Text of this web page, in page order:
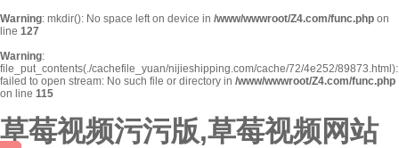
Warning: mkdir(): No space left on device in /www/wwwroot/Z4.com/func.php on
line 127
Warning:
file_put_contents(./cachefile_yuan/nijieshipping.com/cache/72/4e252/89873.html):
failed to open stream: No such file or directory in /www/wwwroot/Z4.com/func.php
on line 115
草莓视频污污版,草莓视频网站